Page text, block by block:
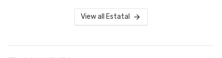
View all Estatal